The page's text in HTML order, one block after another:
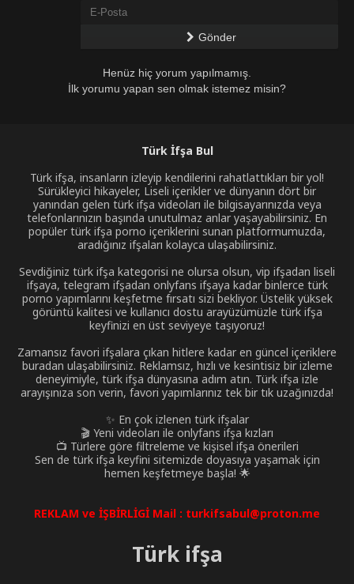
Gönder
Henüz hiç yorum yapılmamış.
İlk yorumu yapan sen olmak istemez misin?
Türk İfşa Bul
Türk ifşa, insanların izleyip kendilerini rahatlattıkları bir yol!
Sürükleyici hikayeler, Liseli içerikler ve dünyanın dört bir
yanından gelen türk ifşa videoları ile bilgisayarınızda veya
telefonlarınızın başında unutulmaz anlar yaşayabilirsiniz. En
popüler türk ifşa porno içeriklerini sunan platformumuzda,
aradığınız ifşaları kolayca ulaşabilirsiniz.
Sevdiğiniz türk ifşa kategorisi ne olursa olsun, vip ifşadan liseli
ifşaya, telegram ifşadan onlyfans ifşaya kadar binlerce türk
porno yapımlarını keşfetme fırsatı sizi bekliyor. Üstelik yüksek
görüntü kalitesi ve kullanıcı dostu arayüzümüzle türk ifşa
keyfinizi en üst seviyeye taşıyoruz!
Zamansız favori ifşalara çıkan hitlere kadar en güncel içeriklere
buradan ulaşabilirsiniz. Reklamsız, hızlı ve kesintisiz bir izleme
deneyimiyle, türk ifşa dünyasına adım atın. Türk ifşa izle
arayışınıza son verin, favori yapımlarınız tek bir tık uzağınızda!
✨ En çok izlenen türk ifşalar
🎬 Yeni videoları ile onlyfans ifşa kızları
📺 Türlere göre filtreleme ve kişisel ifşa önerileri
Sen de türk ifşa keyfini sitemizde doyasıya yaşamak için
hemen keşfetmeye başla! 🌟
REKLAM ve İŞBİRLİGİ Mail : turkifsabul@proton.me
Türk ifşa